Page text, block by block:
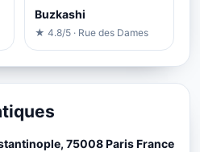
Buzkashi
★ 4.8/5 · Rue des Dames
75008 Paris France